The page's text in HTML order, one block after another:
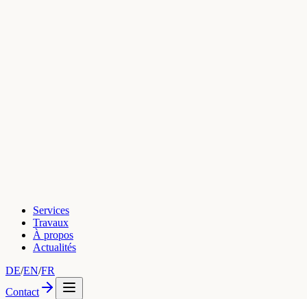
Services
Travaux
À propos
Actualités
DE/EN/FR
Contact